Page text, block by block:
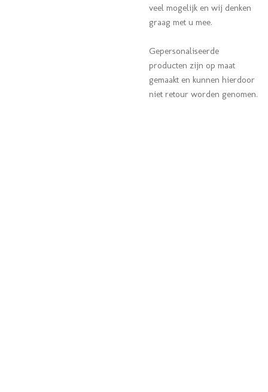
veel mogelijk en wij denken
graag met u mee.
Gepersonaliseerde
producten zijn op maat
gemaakt en kunnen hierdoor
niet retour worden genomen.